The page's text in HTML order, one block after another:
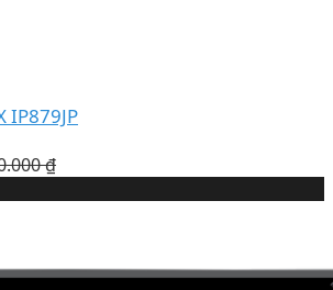
IP879JP
₫